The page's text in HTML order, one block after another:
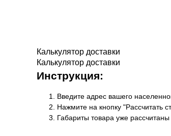
Калькулятор доставки
Калькулятор доставки
Инструкция:
Введите адрес вашего
Нажмите на кнопку "Рассчитать
Габариты товара уже